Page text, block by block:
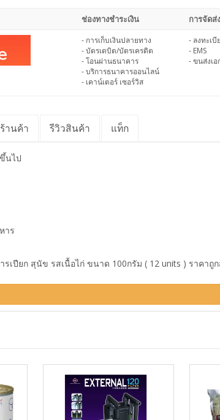
ช่องทางชำระเงิน การจัดส่
- การเก็บเงินปลายทาง
- บัตรเดบิต/บัตรเครดิต
- โอนผ่านธนาคาร
- บริการธนาคารออนไลน์
- เคาน์เตอร์ เซอร์วิส
- ลงทะเบี
- EMS
- ขนส่งเ
านค้า รีวิวสินค้า แท็ก
นไป
าร
รเปียก สุนัข รสเนื้อไก่ ขนาด 100กรัม ( 12 units ) ราคาถู